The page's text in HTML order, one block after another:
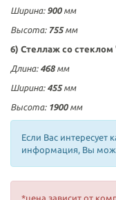
Ширина: 900мм
Высота: 755мм
6) Стеллаж со стеклом
Длина: 468мм
Ширина: 455мм
Высота: 1900мм
Если Вас интересует
информация, Вы
*цена зависит от